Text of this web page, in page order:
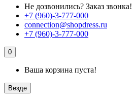
Не дозвонились? Заказ звонка!
+7 (960)-3-777-000
connection@shopdress.ru
+7 (960)-3-777-000
0
Ваша корзина пуста!
Везде